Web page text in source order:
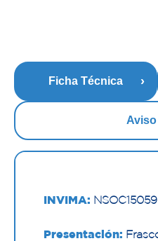
Ficha Técnica
Aviso
INVIMA:
Presentación: